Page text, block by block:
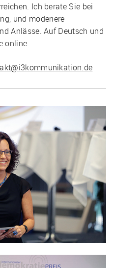
Ich berate Sie bei
und moderiere
Anlässe. Auf Deutsch und
online.